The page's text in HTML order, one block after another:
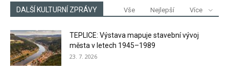
DALŠÍ KULTURNÍ ZPRÁVY Vše Nejlepší Více
TEPLICE: Výstava mapuje stavební vývoj
města v letech 1945–1989
23. 7. 2026